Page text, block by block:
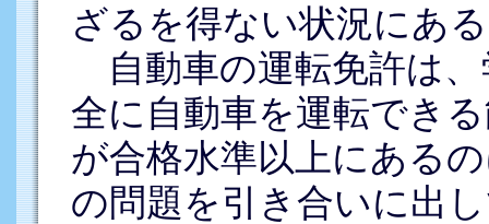
ざるを得ない状況にあ
自動車の運転免許は、
全に自動車を運転でき
が合格水準以上にある
の問題を引き合いに出